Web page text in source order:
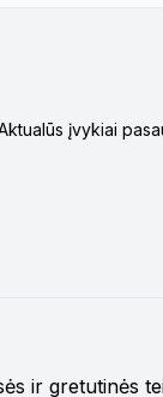
įvykiai
ir gretutinės